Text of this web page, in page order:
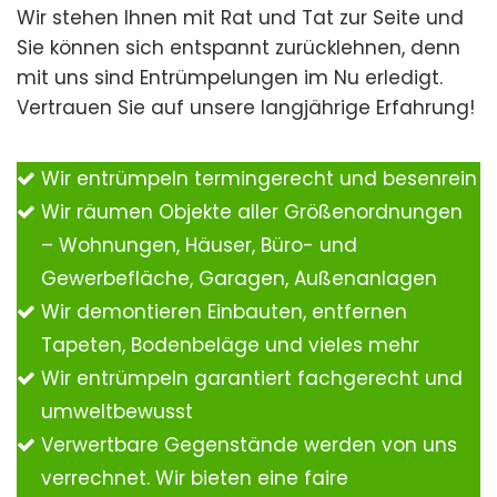
Wir stehen Ihnen mit Rat und Tat zur Seite und
Sie können sich entspannt zurücklehnen, denn
mit uns sind Entrümpelungen im Nu erledigt.
Vertrauen Sie auf unsere langjährige Erfahrung!
Wir entrümpeln termingerecht und besenrein
Wir räumen Objekte aller Größenordnungen
– Wohnungen, Häuser, Büro- und
Gewerbefläche, Garagen, Außenanlagen
Wir demontieren Einbauten, entfernen
Tapeten, Bodenbeläge und vieles mehr
Wir entrümpeln garantiert fachgerecht und
umweltbewusst
Verwertbare Gegenstände werden von uns
verrechnet. Wir bieten eine faire